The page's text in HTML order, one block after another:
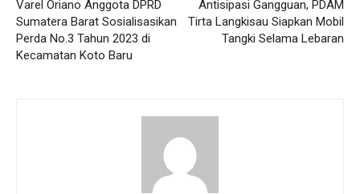
Varel Oriano Anggota DPRD
Sumatera Barat Sosialisasikan
Perda No.3 Tahun 2023 di
Kecamatan Koto Baru
Antisipasi Gangguan, PDAM
Tirta Langkisau Siapkan Mobil
Tangki Selama Lebaran